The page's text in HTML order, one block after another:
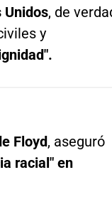
Unidos, de
y
Floyd, aseguró
racial" en